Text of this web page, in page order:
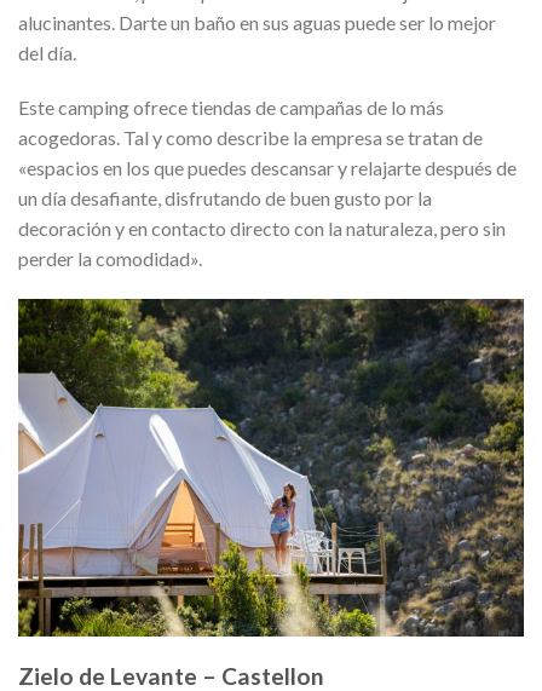
alucinantes. Darte un baño en sus aguas puede ser lo mejor
del día.
Este camping ofrece tiendas de campañas de lo más
acogedoras. Tal y como describe la empresa se tratan de
«espacios en los que puedes descansar y relajarte después de
un día desafiante, disfrutando de buen gusto por la
decoración y en contacto directo con la naturaleza, pero sin
perder la comodidad».
Zielo de Levante – Castellon